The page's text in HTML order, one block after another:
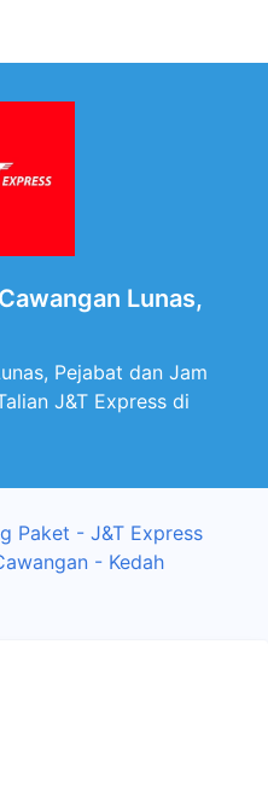
Lunas,
Pejabat dan Jam
J&T Express di
Paket - J&T Express
- Kedah